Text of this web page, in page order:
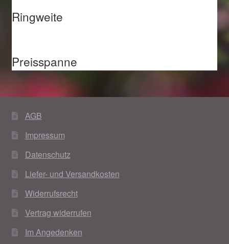
Ringweite
Preisspanne
AGB
Impressum
Datenschutz
Liefer- und Versandkosten
Widerrufsrecht
Vertrag widerrufen
Im Angedenken